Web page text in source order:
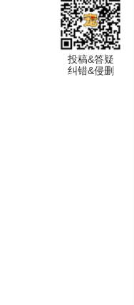
投稿&答疑
纠错&侵删